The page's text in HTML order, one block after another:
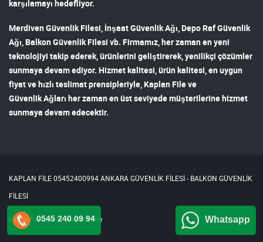
karşılamayı hedefliyor.
Merdiven Güvenlik Filesi İnşaat Güvenlik Ağı Depo Raf Güvenlik
Ağı Balkon Güvenlik Filesi vb. Firmamız, her zaman en yeni
teknolojiyi takip ederek, ürünlerini geliştirerek, yenilikçi çözümler
sunmaya devam ediyor. Hizmet kalitesi, ürün kalitesi, en uygun
fiyat ve hızlı teslimat prensipleriyle, Kaplan File ve
Güvenlik Ağları her zaman en üst seviyede müşterilerine hizmet
sunmaya devam edecektir.
KAPLAN FİLE 05452400994 ANKARA GÜVENLİK FİLESİ - BALKON GÜVENLİK
FİLESİ
kaplanfile.com Kaplan File
0545 240 09 94 Whatsapp